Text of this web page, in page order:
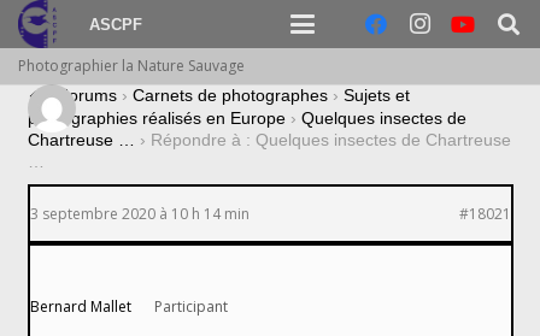
ASCPF
Photographier la Nature Sauvage
› Forums › Carnets de photographes › Sujets et
photographies réalisés en Europe › Quelques insectes de
Chartreuse … › Répondre à : Quelques insectes de Chartreuse
…
3 septembre 2020 à 10 h 14 min #18021
Bernard Mallet Participant